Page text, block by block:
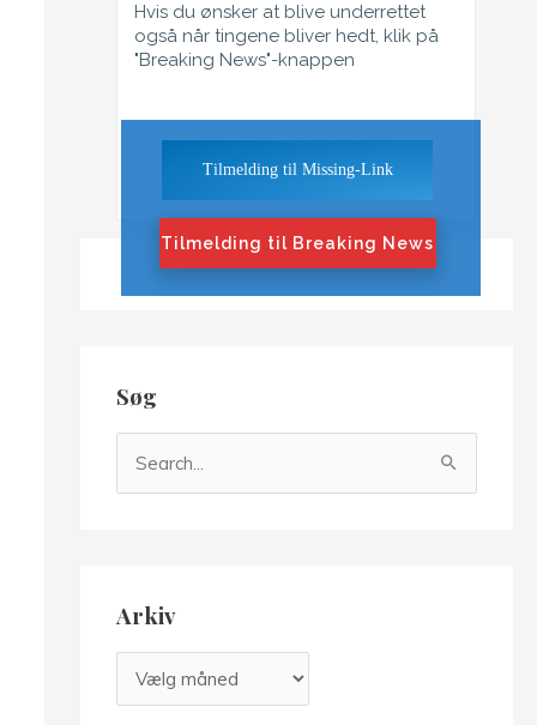
Hvis du ønsker at blive underrettet
også når tingene bliver hedt, klik på
"Breaking News"-knappen
Tilmelding til Breaking News
Tilmelding til Missing-Link
Søg
t
e
Arkiv
r